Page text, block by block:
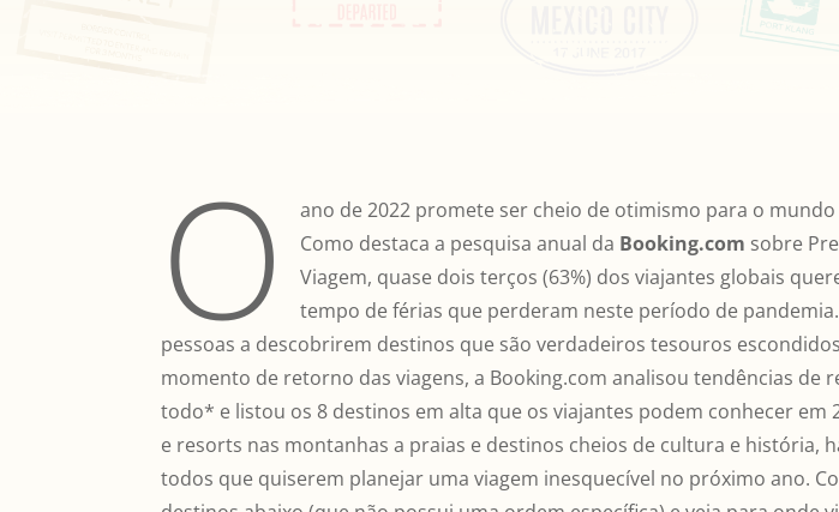
O
ano de 2022 promete ser cheio de otimismo para o mundo
Como destaca a pesquisa anual da Booking.com sobre
Viagem, quase dois terços (63%) dos viajantes globais
tempo de férias que perderam neste período de
pessoas a descobrirem destinos que são verdadeiros tesouros
momento de retorno das viagens, a Booking.com analisou tendências de
todo* e listou os 8 destinos em alta que os viajantes podem conhecer em
e resorts nas montanhas a praias e destinos cheios de cultura e história,
todos que quiserem planejar uma viagem inesquecível no próximo ano.